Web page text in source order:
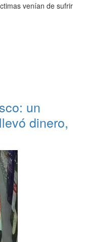
venían de sufrir
un
dinero,